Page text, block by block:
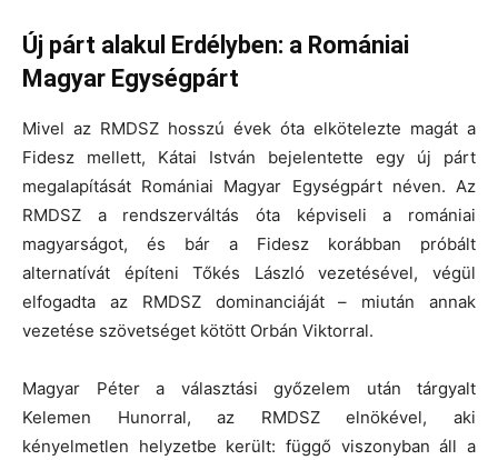
Új párt alakul Erdélyben: a Romániai
Magyar Egységpárt
Mivel az RMDSZ hosszú évek óta elkötelezte magát a
Fidesz mellett, Kátai István bejelentette egy új párt
megalapítását Romániai Magyar Egységpárt néven. Az
RMDSZ a rendszerváltás óta képviseli a romániai
magyarságot, és bár a Fidesz korábban próbált
alternatívát építeni Tőkés László vezetésével, végül
elfogadta az RMDSZ dominanciáját – miután annak
vezetése szövetséget kötött Orbán Viktorral.
Magyar Péter a választási győzelem után tárgyalt
Kelemen Hunorral, az RMDSZ elnökével, aki
kényelmetlen helyzetbe került: függő viszonyban áll a